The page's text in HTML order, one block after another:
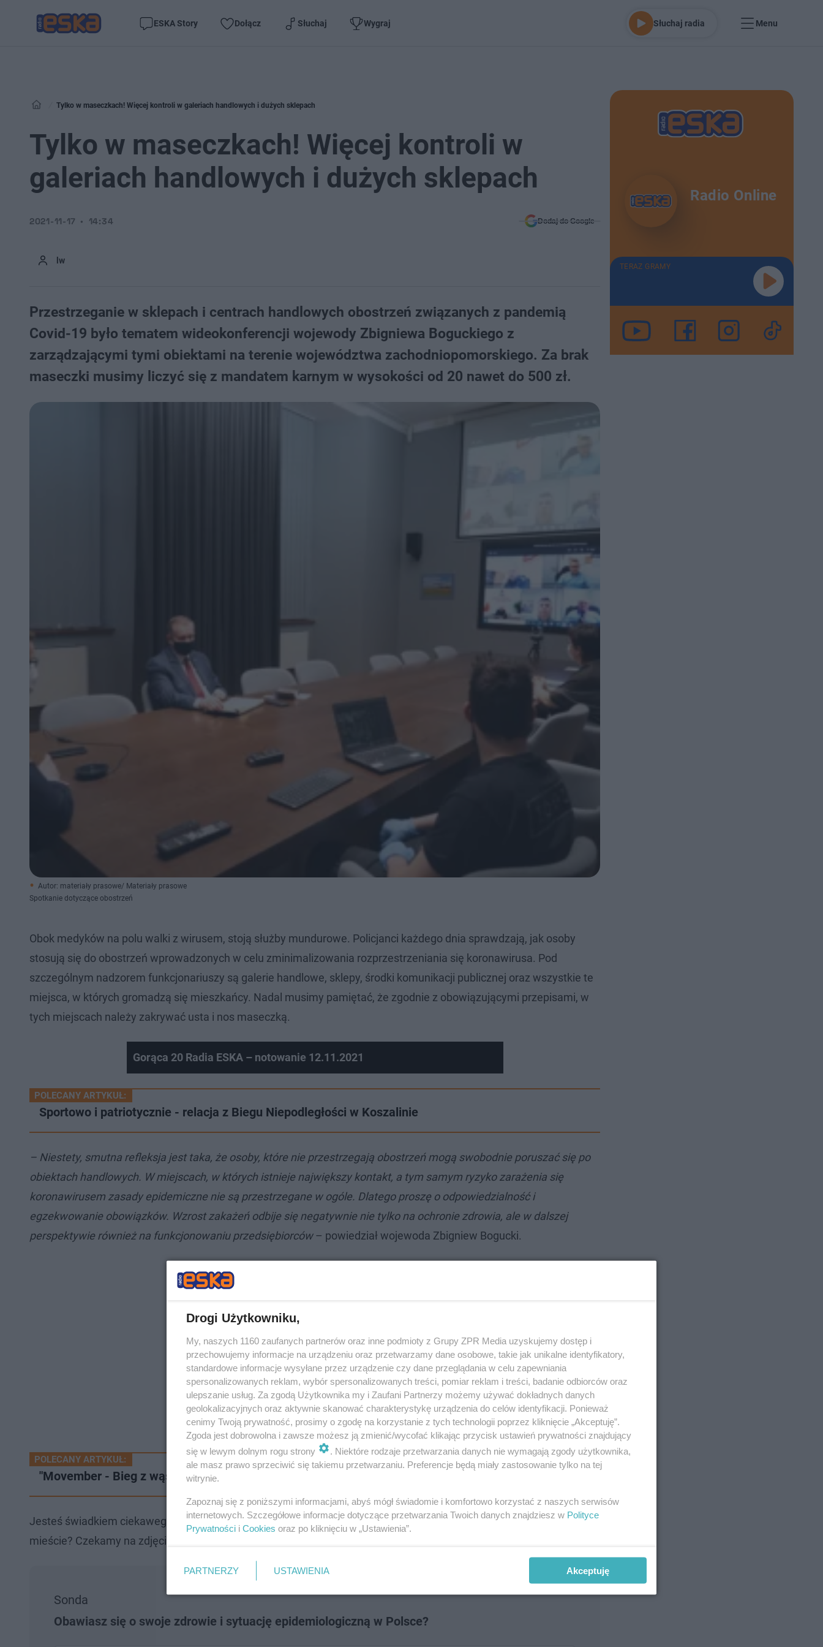
ESKA Story Dołącz Słuchaj Wygraj Słuchaj radia Menu
Tylko w maseczkach! Więcej kontroli w galeriach handlowych i dużych sklepach
Tylko w maseczkach! Więcej kontroli w
galeriach handlowych i dużych sklepach
lw
2021-11-17 14:34 Dodaj do Google
Przestrzeganie w sklepach i centrach handlowych obostrzeń związanych z pandemią
Covid-19 było tematem wideokonferencji wojewody Zbigniewa Boguckiego z
zarządzającymi tymi obiektami na terenie województwa zachodniopomorskiego. Za brak
maseczki musimy liczyć się z mandatem karnym w wysokości od 20 nawet do 500 zł.​
Autor: materiały prasowe/ Materiały prasowe
Spotkanie dotyczące obostrzeń
Obok medyków na polu walki z wirusem, stoją służby mundurowe. Policjanci każdego dnia sprawdzają, jak osoby
stosują się do obostrzeń wprowadzonych w celu zminimalizowania rozprzestrzeniania się koronawirusa. Pod
szczególnym nadzorem funkcjonariuszy są galerie handlowe, sklepy, środki komunikacji publicznej oraz wszystkie te
miejsca, w których gromadzą się mieszkańcy. Nadal musimy pamiętać, że zgodnie z obowiązującymi przepisami, w
tych miejscach należy zakrywać usta i nos maseczką.
Gorąca 20 Radia ESKA – notowanie 12.11.2021
POLECANY ARTYKUŁ:
Sportowo i patriotycznie - relacja z Biegu Niepodległości w Koszalinie
– Niestety, smutna refleksja jest taka, że osoby, które nie przestrzegają obostrzeń mogą swobodnie poruszać się po
obiektach handlowych. W miejscach, w których istnieje największy kontakt, a tym samym ryzyko zarażenia się
koronawirusem zasady epidemiczne nie są przestrzegane w ogóle. Dlatego proszę o odpowiedzialność i
egzekwowanie obowiązków. Wzrost zakażeń odbije się negatywnie nie tylko na ochronie zdrowia, ale w dalszej
perspektywie również na funkcjonowaniu przedsiębiorców– powiedział wojewoda Zbigniew Bogucki.
POLECANY ARTYKUŁ:
"Movember - Bieg z wąsem", czyli warto zadbać o własne zdrowie. Nie tylko w lis…
Jesteś świadkiem ciekawego zdarzenia w waszej okolicy? A może chcesz poinformować o trudnej sytuacji w Twoim
mieście? Czekamy na zdjęcia, filmy i gorące newsy! Piszcie do nas na:
Sonda
Obawiasz się o swoje zdrowie i sytuację epidemiologiczną w Polsce?
Radio Online
TERAZ GRAMY
Drogi Użytkowniku,
My, naszych 1160 zaufanych partnerów oraz inne podmioty z Grupy ZPR Media uzyskujemy dostęp i
przechowujemy informacje na urządzeniu oraz przetwarzamy dane osobowe, takie jak unikalne identyfikatory,
standardowe informacje wysyłane przez urządzenie czy dane przeglądania w celu zapewniania
spersonalizowanych reklam, wybór spersonalizowanych treści, pomiar reklam i treści, badanie odbiorców oraz
ulepszanie usług. Za zgodą Użytkownika my i Zaufani Partnerzy możemy używać dokładnych danych
geolokalizacyjnych oraz aktywnie skanować charakterystykę urządzenia do celów identyfikacji. Ponieważ
cenimy Twoją prywatność, prosimy o zgodę na korzystanie z tych technologii poprzez kliknięcie „Akceptuję”.
Zgoda jest dobrowolna i zawsze możesz ją zmienić/wycofać klikając przycisk ustawień prywatności znajdujący
się w lewym dolnym rogu strony
. Niektóre rodzaje przetwarzania danych nie wymagają zgody użytkownika,
ale masz prawo sprzeciwić się takiemu przetwarzaniu. Preferencje będą miały zastosowanie tylko na tej
witrynie.
Zapoznaj się z poniższymi informacjami, abyś mógł świadomie i komfortowo korzystać z naszych serwisów
internetowych. Szczegółowe informacje dotyczące przetwarzania Twoich danych znajdziesz w Polityce
Prywatności i Cookies oraz po kliknięciu w „Ustawienia”.
PARTNERZY USTAWIENIA Akceptuję